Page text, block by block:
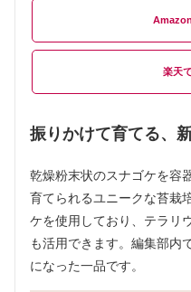
Amazon
楽天
振りかけて育てる、
乾燥粉末状のスナゴケを容
育てられるユニークな苔栽
ケを使用しており、テラリ
も活用できます。編集部内
になった一品です。